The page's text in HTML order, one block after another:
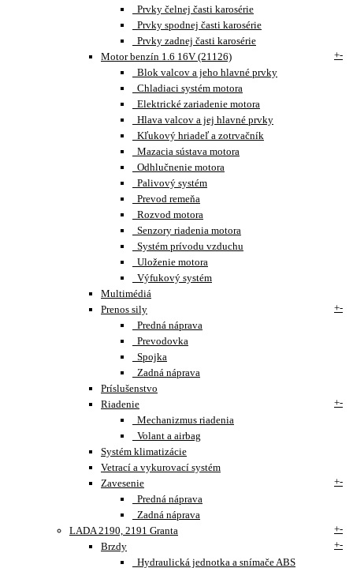
Prvky čelnej časti karosérie
Prvky spodnej časti karosérie
Prvky zadnej časti karosérie
Motor benzín 1.6 16V (21126)
+-
Blok valcov a jeho hlavné prvky
Chladiaci systém motora
Elektrické zariadenie motora
Hlava valcov a jej hlavné prvky
Kľukový hriadeľ a zotrvačník
Mazacia sústava motora
Odhlučnenie motora
Palivový systém
Prevod remeňa
Rozvod motora
Senzory riadenia motora
Systém prívodu vzduchu
Uloženie motora
Výfukový systém
Multimédiá
Prenos sily
+-
Predná náprava
Prevodovka
Spojka
Zadná náprava
Príslušenstvo
Riadenie
+-
Mechanizmus riadenia
Volant a airbag
Systém klimatizácie
Vetrací a vykurovací systém
Zavesenie
+-
Predná náprava
Zadná náprava
LADA 2190, 2191 Granta
+-
Brzdy
+-
Hydraulická jednotka a snímače ABS